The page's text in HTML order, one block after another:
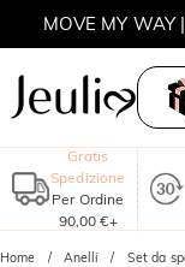
MOVE MY WAY
Gratis
Spedizione
Per Ordine
90,00 €+
Home Anelli Set da